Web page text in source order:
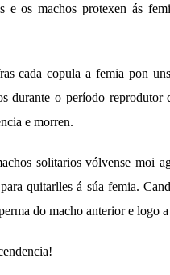
e os machos protexen ás
cada copula a femia pon
durante o período reprodutor
e morren.
solitarios vólvense moi
quitarlles á súa femia.
do macho anterior e logo